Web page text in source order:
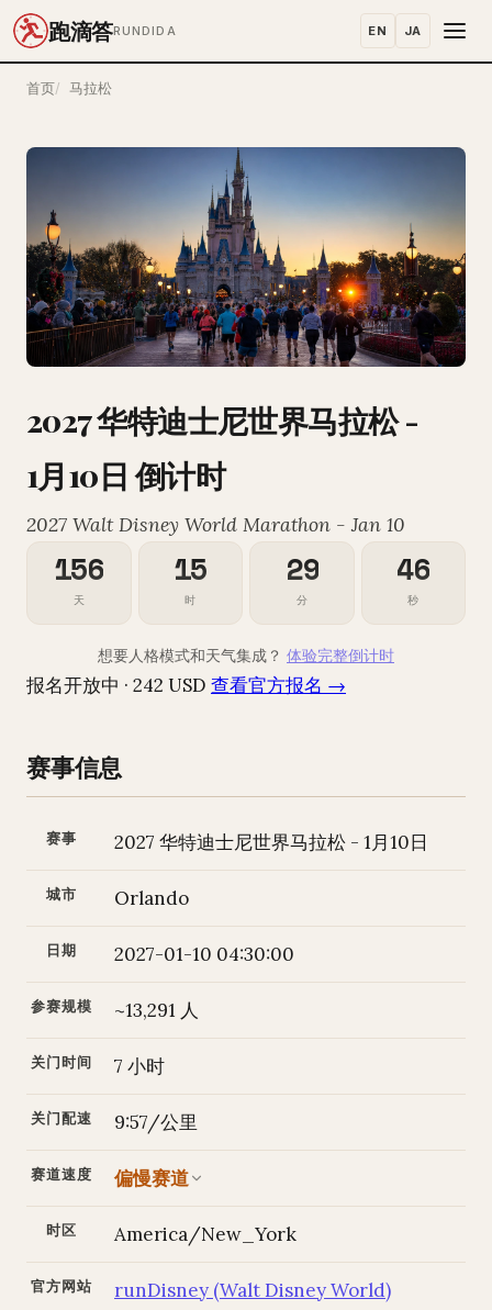
跑滴答RUNDIDA EN JA
首页 马拉松
2027 华特迪士尼世界马拉松 -
1月10日 倒计时
2027 Walt Disney World Marathon - Jan 10
156
天
15
时
29
分
45
秒
想要人格模式和天气集成？ 体验完整倒计时
报名开放中 · 242 USD 查看官方报名 →
赛事信息
赛事 2027 华特迪士尼世界马拉松 - 1月10日
城市 Orlando
日期 2027-01-10 04:30:00
参赛规模 ~13,291 人
关门时间 7 小时
关门配速 9:57/公里
赛道速度 偏慢赛道
时区 America/New_York
官方网站 runDisney (Walt Disney World)